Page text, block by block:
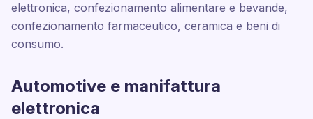
elettronica, confezionamento alimentare e bevande,
confezionamento farmaceutico, ceramica e beni di
consumo.
Automotive e manifattura
elettronica